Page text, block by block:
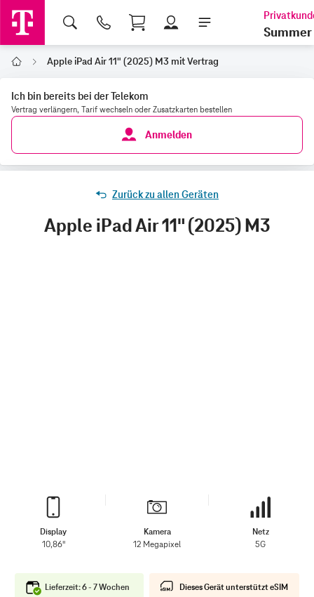
Shopping Cart
Summer
Home Apple iPad Air 11" (2025) M3 mit Vertrag
Ich bin bereits bei der Telekom
Vertrag verlängern, Tarif wechseln oder Zusatzkarten bestellen
Anmelden
Zurück zu allen Geräten
Apple iPad Air 11" (2025) M3
Display
10,86"
Kamera
12 Megapixel
Netz
5G
Lieferzeit: 6 - 7 Wochen Dieses Gerät unterstützt eSIM